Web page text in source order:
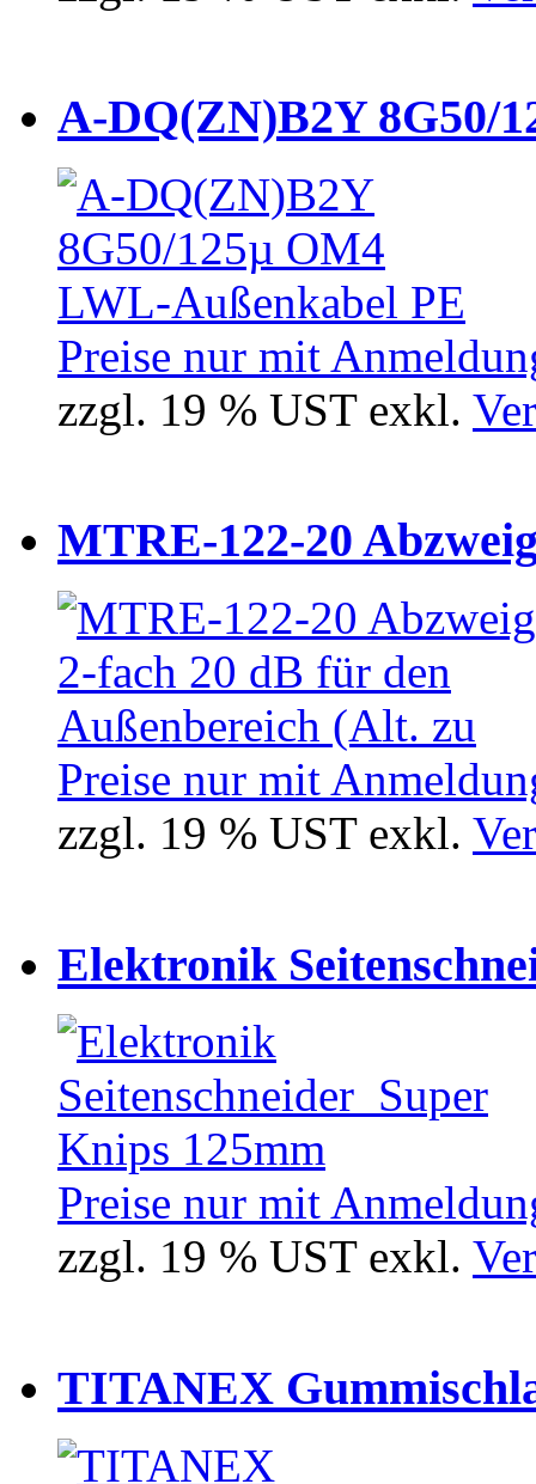
A-DQ(ZN)B2Y 8G50/
Preise nur mit
zzgl. 19 % UST exkl.
MTRE-122-20
Preise nur mit
zzgl. 19 % UST exkl.
Elektronik
Preise nur mit
zzgl. 19 % UST exkl.
TITANEX